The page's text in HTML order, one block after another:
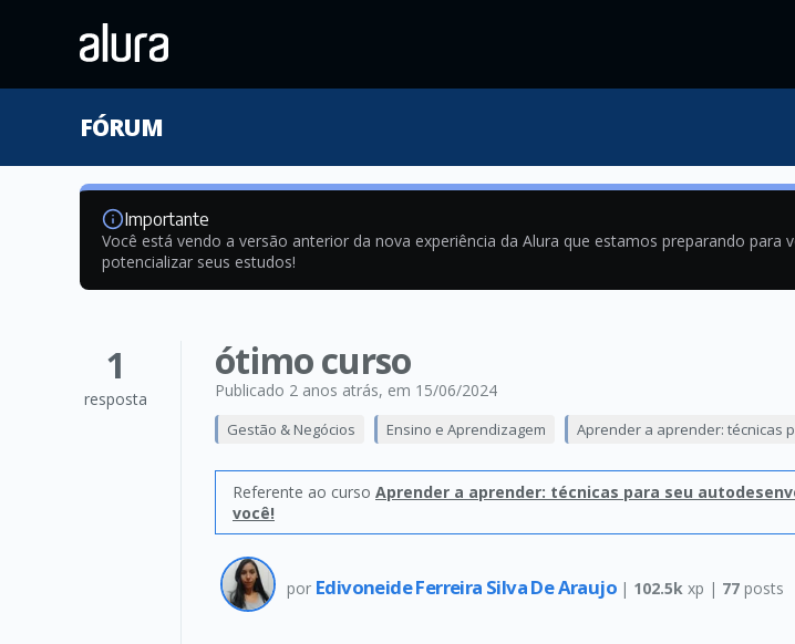
FÓRUM
Importante
Você está vendo a versão anterior da nova experiência da Alura que estamos preparando
potencializar seus estudos!
1
resposta
ótimo curso
Publicado 2 anos atrás, em 15/06/2024
Gestão & Negócios Ensino e Aprendizagem Aprender a aprender: técnicas
Referente ao curso Aprender a aprender: técnicas para seu
você!
por Edivoneide Ferreira Silva De Araujo | 102.5k xp | 77 posts